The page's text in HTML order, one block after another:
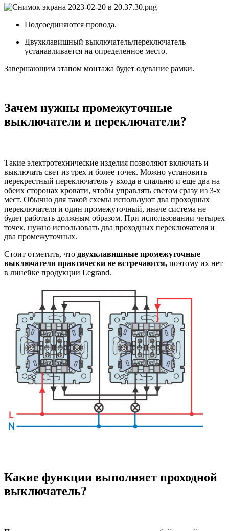
Подсоединяются провода.
Двухклавишный выключатель/переключатель
устанавливается на определенное место.
Завершающим этапом монтажа будет одевание рамки.
Зачем нужны промежуточные
выключатели и переключатели?
Такие электротехнические изделия позволяют включать и
выключать свет из трех и более точек. Можно установить
перекрестный переключатель у входа в спальню и еще два на
обеих сторонах кровати, чтобы управлять светом сразу из 3-х
мест. Обычно для такой схемы используют два проходных
переключателя и один промежуточный, иначе система не
будет работать должным образом. При использовании четырех
точек, нужно использовать два проходных переключателя и
два промежуточных.
Стоит отметить, что двухклавишные промежуточные
выключатели практически не встречаются, поэтому их нет
в линейке продукции Legrand.
Какие функции выполняет проходной
выключатель?